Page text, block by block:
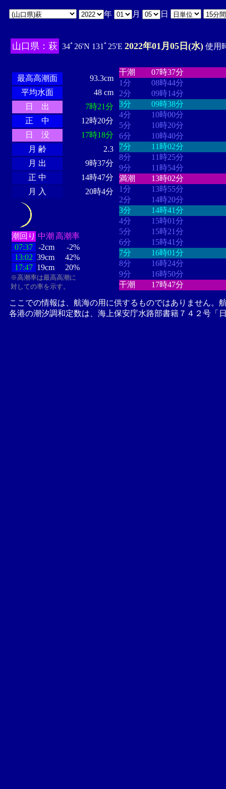
年 月 日
山口県：萩 34ﾟ26'N 131ﾟ25'E 2022年01月05日(水) 使用
最高高潮面
93.3cm
平均水面
48 cm
日 出
7時21分
正 中
12時20分
日 没
17時18分
月 齢
2.3
月 出
9時37分
正 中
14時47分
月 入
20時4分
潮回り 中潮 高潮率
07:37
-2cm
-2%
13:02 39cm
42%
17:47 19cm 20%
※高潮率は最高高潮に
対しての率を示す。
干潮
07時37分
1分
08時44分
2分
09時14分
3分
09時38分
4分
10時00分
5分
10時20分
6分
10時40分
7分
11時02分
8分
11時25分
9分
11時54分
満潮
13時02分
1分
13時55分
2分
14時20分
3分
14時41分
4分
15時01分
5分
15時21分
6分
15時41分
7分
16時01分
8分
16時24分
9分
16時50分
干潮
17時47分
ここでの情報は、航海の用に供するものではありません。
各港の潮汐調和定数は、海上保安庁水路部書籍７４２号「